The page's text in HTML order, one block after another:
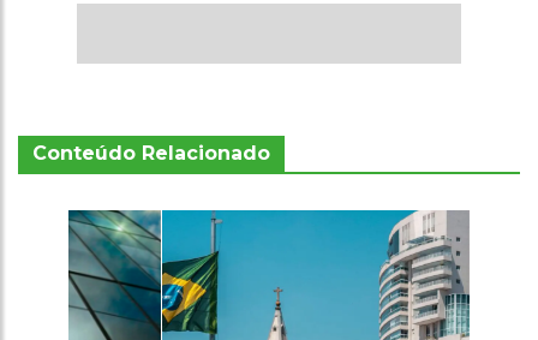
Conteúdo Relacionado